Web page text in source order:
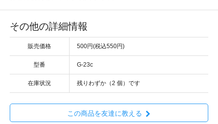
その他の詳細情報
販売価格 500円(税込550円)
型番 G-23c
在庫状況 残りわずか（2 個）です
この商品を友達に教える